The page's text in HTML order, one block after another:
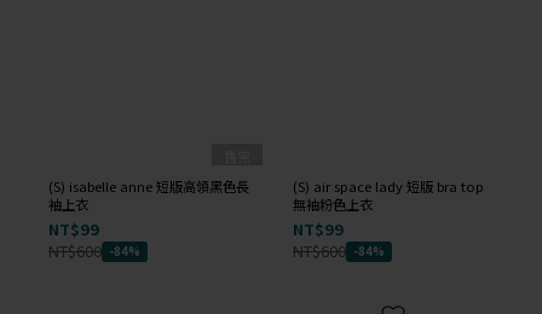
(S) isabelle anne 短版高領黑色長
袖上衣
NT$99
NT$600 -84%
(S) air space lady 短版 bra top
無袖粉色上衣
NT$99
NT$600 -84%